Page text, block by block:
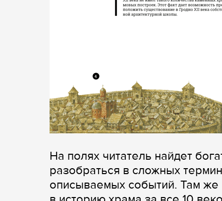
На полях читатель найдет
разобраться в сложных
описываемых событий. Там